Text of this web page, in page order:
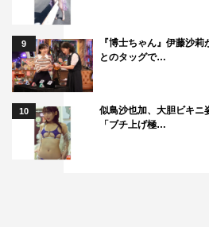
9
『博士ちゃん』伊藤沙
とのタッグで…
10
似鳥沙也加、大胆ビキ
「ブチ上げ極…